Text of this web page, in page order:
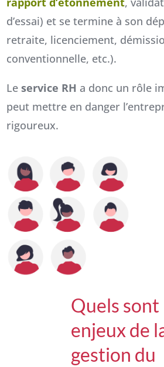
d’essai) et se termine à son
retraite, licenciement,
conventionnelle, etc.).
Leservice RH a donc un rôle
peut mettre en danger
rigoureux.
Quels sont
enjeux de
gestion du